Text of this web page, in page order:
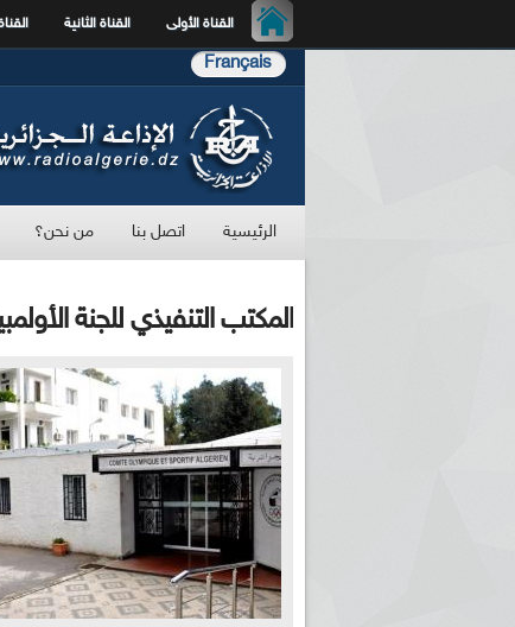
القناة الأولى القناة الثانية
Français
الرئيسية اتصل بنا من نحن؟
المكتب التنفيذي للجنة